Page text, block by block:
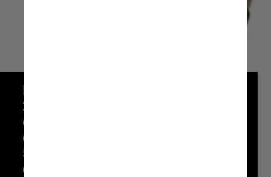
De acordo com o levantamento, em
2000, 67,4% das gestantes tinham
entre 20 e 34 anos; duas décadas
depois, essa concentração caiu para
57,8% - o que indica uma fecundidade
cada vez mais tardia no país